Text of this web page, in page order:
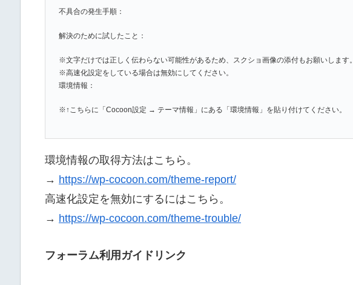
不具合の発生手順：
解決のために試したこと：
※文字だけでは正しく伝わらない可能性があるため、スクショ画像の添付もお願いします。
※高速化設定をしている場合は無効にしてください。
環境情報：
※↑こちらに「Cocoon設定 → テーマ情報」にある「環境情報」を貼り付けてください。
環境情報の取得方法はこちら。
→ https://wp-cocoon.com/theme-report/
高速化設定を無効にするにはこちら。
→ https://wp-cocoon.com/theme-trouble/
フォーラム利用ガイドリンク